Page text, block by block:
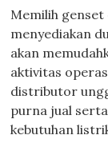
Memilih
menyediakan
akan
aktivitas
distributor
purna jual
kebutuhan